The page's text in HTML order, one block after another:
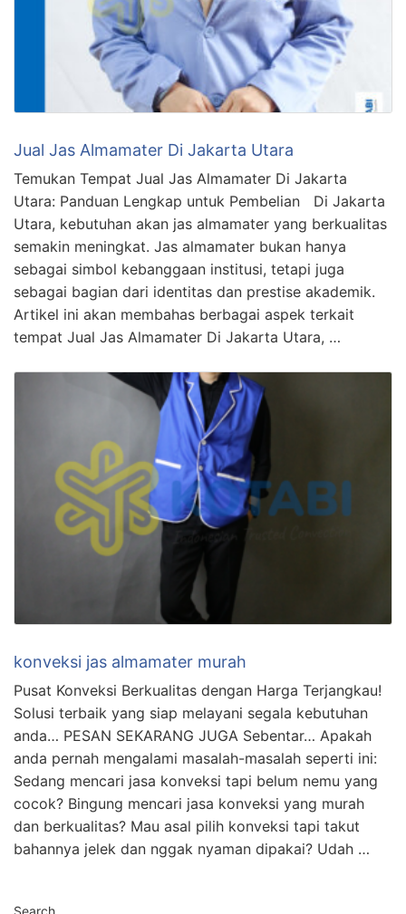
Jual Jas Almamater Di Jakarta Utara
Temukan Tempat Jual Jas Almamater Di Jakarta
Utara: Panduan Lengkap untuk Pembelian Di Jakarta
Utara, kebutuhan akan jas almamater yang berkualitas
semakin meningkat. Jas almamater bukan hanya
sebagai simbol kebanggaan institusi, tetapi juga
sebagai bagian dari identitas dan prestise akademik.
Artikel ini akan membahas berbagai aspek terkait
tempat Jual Jas Almamater Di Jakarta Utara, …
konveksi jas almamater murah
Pusat Konveksi Berkualitas dengan Harga Terjangkau!
Solusi terbaik yang siap melayani segala kebutuhan
anda… PESAN SEKARANG JUGA Sebentar… Apakah
anda pernah mengalami masalah-masalah seperti ini:
Sedang mencari jasa konveksi tapi belum nemu yang
cocok? Bingung mencari jasa konveksi yang murah
dan berkualitas? Mau asal pilih konveksi tapi takut
bahannya jelek dan nggak nyaman dipakai? Udah …
Search